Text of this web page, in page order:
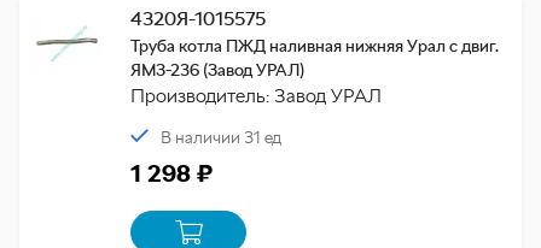
4320Я-1015575
Труба котла ПЖД наливная нижняя Урал с двиг.
ЯМЗ-236 (Завод УРАЛ)
Производитель: Завод УРАЛ
В наличии 31 ед
1 298 ₽